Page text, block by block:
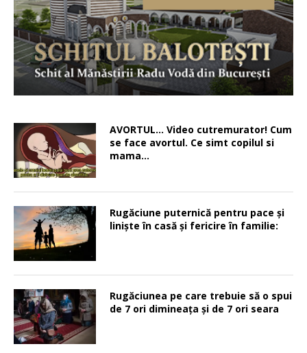
AVORTUL… Video cutremurator! Cum
se face avortul. Ce simt copilul si
mama…
Rugăciune puternică pentru pace şi
linişte în casă şi fericire în familie:
Rugăciunea pe care trebuie să o spui
de 7 ori dimineața și de 7 ori seara